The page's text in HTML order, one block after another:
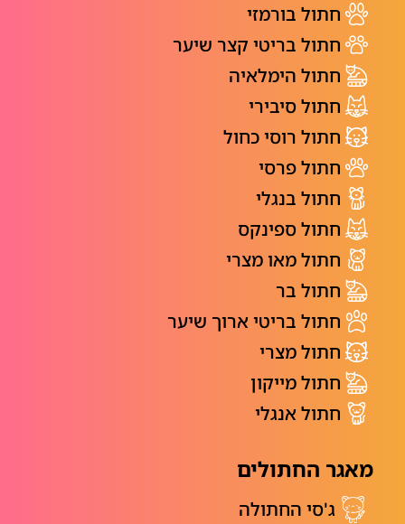
חתול בורמזי
חתול בריטי קצר שיער
חתול הימלאיה
חתול סיבירי
חתול רוסי כחול
חתול פרסי
חתול בנגלי
חתול ספינקס
חתול מאו מצרי
חתול בר
חתול בריטי ארוך שיער
חתול מצרי
חתול מייקון
חתול אנגלי
מאגר החתולים
ג'סי החתולה